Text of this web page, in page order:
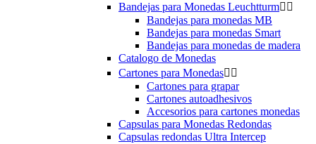
Bandejas para Monedas Leuchtturm 
Bandejas para monedas MB
Bandejas para monedas Smart
Bandejas para monedas de madera
Catalogo de Monedas
Cartones para Monedas 
Cartones para grapar
Cartones autoadhesivos
Accesorios para cartones monedas
Capsulas para Monedas Redondas
Capsulas redondas Ultra Intercep